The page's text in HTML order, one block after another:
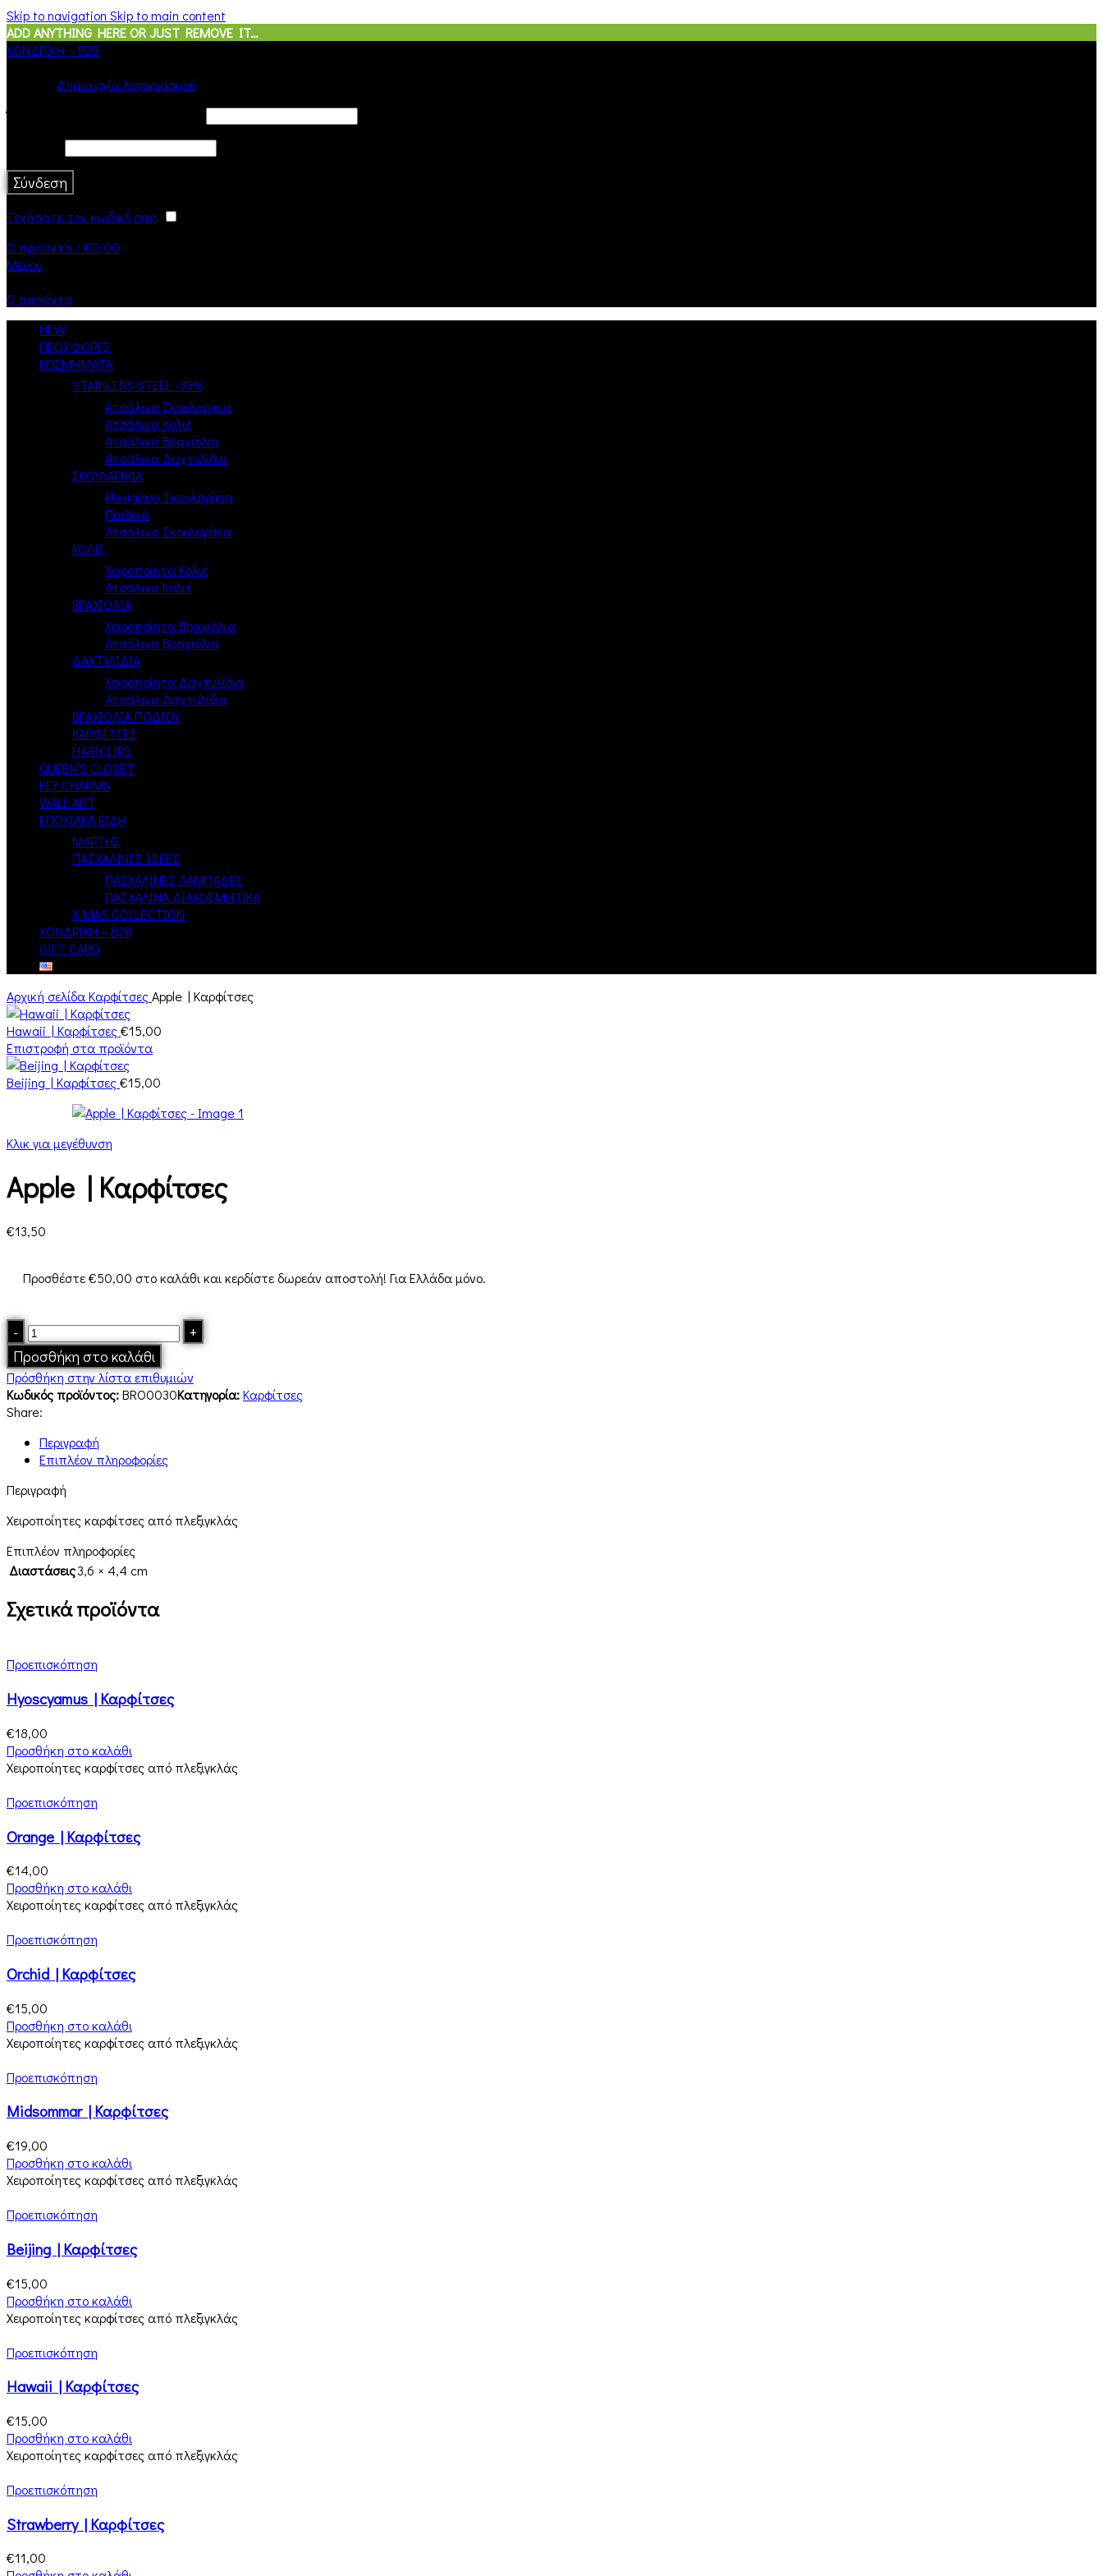
Skip to navigation Skip to main content
ADD ANYTHING HERE OR JUST REMOVE IT…
ΧΟΝΔΡΙΚΗ – B2B
Δημιουργία λογαριασμού
Σύνδεση
Ξεχάσατε τον κωδικό σας;
0 προϊόντα /€0,00
Μενού
0 προϊόντα
NEW
ΠΡΟΣΦΟΡΕΣ
ΚΟΣΜΗΜΑΤΑ
STAINLESS STEEL -35%
Ατσάλινα Σκουλαρίκια
Ατσάλινα Κολιέ
Ατσάλινα Βραχιόλια
Ατσάλινα Δαχτυλίδια
ΣΚΟΥΛΑΡΙΚΙΑ
Plexiglass Σκουλαρίκια
Παιδικά
Ατσάλινα Σκουλαρίκια
ΚΟΛΙΕ
Χειροποίητα Κολιέ
Ατσάλινα Κολιέ
ΒΡΑΧΙΟΛΙΑ
Χειροποίητα Βραχιόλια
Ατσάλινα Βραχιόλια
ΔΑΧΤΥΛΙΔΙΑ
Χειροποίητα Δαχτυλίδια
Ατσάλινα Δαχτυλίδια
ΒΡΑΧΙΟΛΙΑ ΠΟΔΙΟΥ
ΚΑΡΦΙΤΣΕΣ
HAIRCLIPS
QUEEN’S CLOSET
KEY CHARMS
WALL ART
ΕΠΟΧΙΑΚΑ ΕΙΔΗ
ΜΑΡΤΗΣ
ΠΑΣΧΑΛΙΝΕΣ ΙΔΕΕΣ
ΠΑΣΧΑΛΙΝΕΣ ΛΑΜΠΑΔΕΣ
ΠΑΣΧΑΛΙΝΑ ΔΙΑΚΟΣΜΗΤΙΚΑ
X-MAS COLLECTION
ΧΟΝΔΡΙΚΗ – B2B
GIFT CARD
Αρχική σελίδαΚαρφίτσεςApple | Καρφίτσες
Hawaii | Καρφίτσες€15,00
Επιστροφή στα προϊόντα
Beijing | Καρφίτσες€15,00
Κλικ για μεγέθυνση
Apple | Καρφίτσες
€13,50
Προσθέστε€50,00 στο καλάθι και κερδίστε δωρεάν αποστολή! Για Ελλάδα μόνο.
Προσθήκη στο καλάθι
Πρόσθήκη στην λίστα επιθυμιών
Κωδικός προϊόντος:BRO0030Κατηγορία:Καρφίτσες
Share:
Περιγραφή
Επιπλέον πληροφορίες
Περιγραφή
Χειροποίητες καρφίτσες από πλεξιγκλάς
Επιπλέον πληροφορίες
Διαστάσεις3,6 × 4,4 cm
Σχετικά προϊόντα
Προεπισκόπηση
Hyoscyamus | Καρφίτσες
€18,00
Προσθήκη στο καλάθι
Χειροποίητες καρφίτσες από πλεξιγκλάς
Προεπισκόπηση
Orange | Καρφίτσες
€14,00
Προσθήκη στο καλάθι
Χειροποίητες καρφίτσες από πλεξιγκλάς
Προεπισκόπηση
Orchid | Καρφίτσες
€15,00
Προσθήκη στο καλάθι
Χειροποίητες καρφίτσες από πλεξιγκλάς
Προεπισκόπηση
Midsommar | Καρφίτσες
€19,00
Προσθήκη στο καλάθι
Χειροποίητες καρφίτσες από πλεξιγκλάς
Προεπισκόπηση
Beijing | Καρφίτσες
€15,00
Προσθήκη στο καλάθι
Χειροποίητες καρφίτσες από πλεξιγκλάς
Προεπισκόπηση
Hawaii | Καρφίτσες
€15,00
Προσθήκη στο καλάθι
Χειροποίητες καρφίτσες από πλεξιγκλάς
Προεπισκόπηση
Strawberry | Καρφίτσες
€11,00